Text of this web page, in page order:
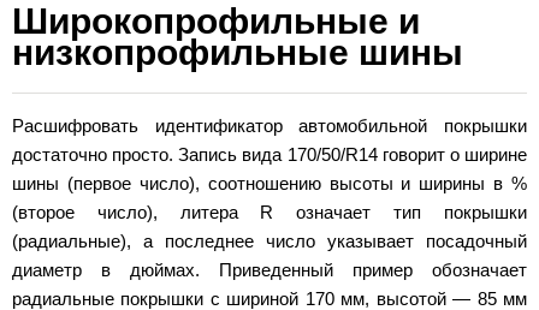
Широкопрофильные и
низкопрофильные шины
Расшифровать идентификатор автомобильной покрышки
достаточно просто. Запись вида 170/50/R14 говорит о ширине
шины (первое число), соотношению высоты и ширины в %
(второе число), литера R означает тип покрышки
(радиальные), а последнее число указывает посадочный
диаметр в дюймах. Приведенный пример обозначает
радиальные покрышки с шириной 170 мм, высотой — 85 мм